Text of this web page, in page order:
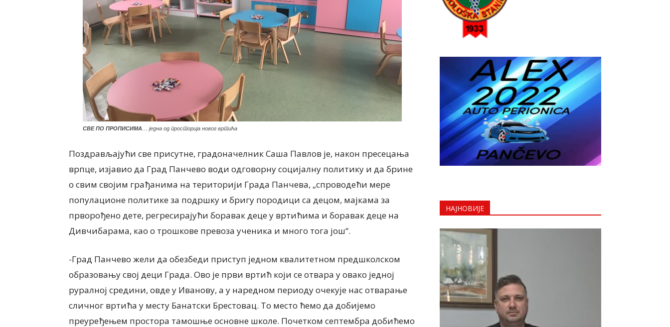
СВЕ ПО ПРОПИСИМА… једна од просторија новог вртића
Поздрављајући све присутне, градоначелник Саша Павлов је, након пресецања
врпце, изјавио да Град Панчево води одговорну социјалну политику и да брине
о свим својим грађанима на територији Града Панчева, „спроводећи мере
популационе политике за подршку и бригу породици са децом, мајкама за
прворођено дете, регресирајући боравак деце у вртићима и боравак деце на
Дивчибарама, као о трошкове превоза ученика и много тога још“.
-Град Панчево жели да обезбеди приступ једном квалитетном предшколском
образовању свој деци Града. Ово је први вртић који се отвара у овако једној
руралној средини, овде у Иванову, а у наредном периоду очекује нас отварање
сличног вртића у месту Банатски Брестовац. То место ћемо да добијемо
преуређењем простора тамошње основне школе. Почетком септембра добићемо
НАЈНОВИЈЕ